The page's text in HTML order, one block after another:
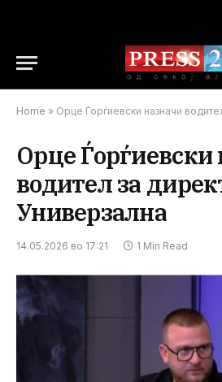
Home » Орце Ѓорѓиевски назначи водител
Орце Ѓорѓиевски
водител за
Универзална
14.05.2026 во 17:21 1 Min Read